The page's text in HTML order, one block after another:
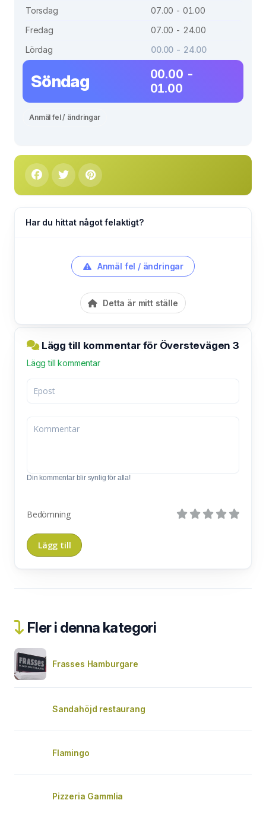
Torsdag
07.00 - 01.00
Fredag
07.00 - 24.00
Lördag
00.00 - 24.00
Söndag
00.00 -
01.00
Anmäl fel / ändringar
Har du hittat något felaktigt?
Anmäl fel / ändringar
Detta är mitt ställe
Lägg till kommentar för Överstevägen 3
Lägg till kommentar
Din kommentar blir synlig för alla!
Bedömning
Fler i denna kategori
Frasses Hamburgare
Sandahöjd restaurang
Flamingo
Pizzeria Gammlia